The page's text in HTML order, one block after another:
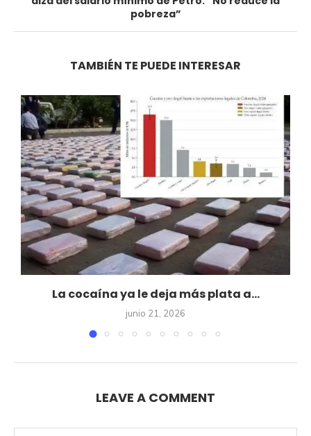
pobreza”
TAMBIÉN TE PUEDE INTERESAR
La cocaína ya le deja más plata a...
junio 21, 2026
LEAVE A COMMENT